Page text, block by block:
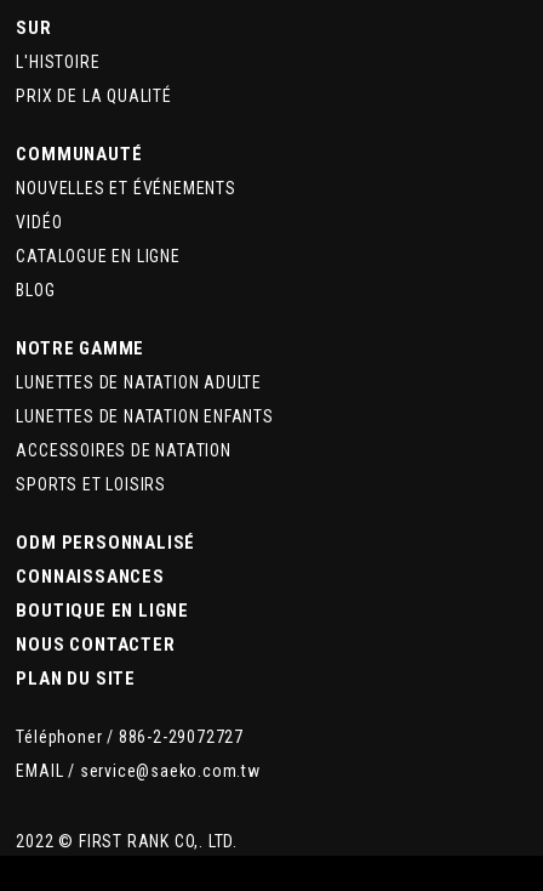
SUR
L'HISTOIRE
PRIX DE LA QUALITÉ
COMMUNAUTÉ
NOUVELLES ET ÉVÉNEMENTS
VIDÉO
CATALOGUE EN LIGNE
BLOG
NOTRE GAMME
LUNETTES DE NATATION ADULTE
LUNETTES DE NATATION ENFANTS
ACCESSOIRES DE NATATION
SPORTS ET LOISIRS
ODM PERSONNALISÉ
CONNAISSANCES
BOUTIQUE EN LIGNE
NOUS CONTACTER
PLAN DU SITE
Téléphoner / 886-2-29072727
EMAIL / service@saeko.com.tw
2022 © FIRST RANK CO,. LTD.